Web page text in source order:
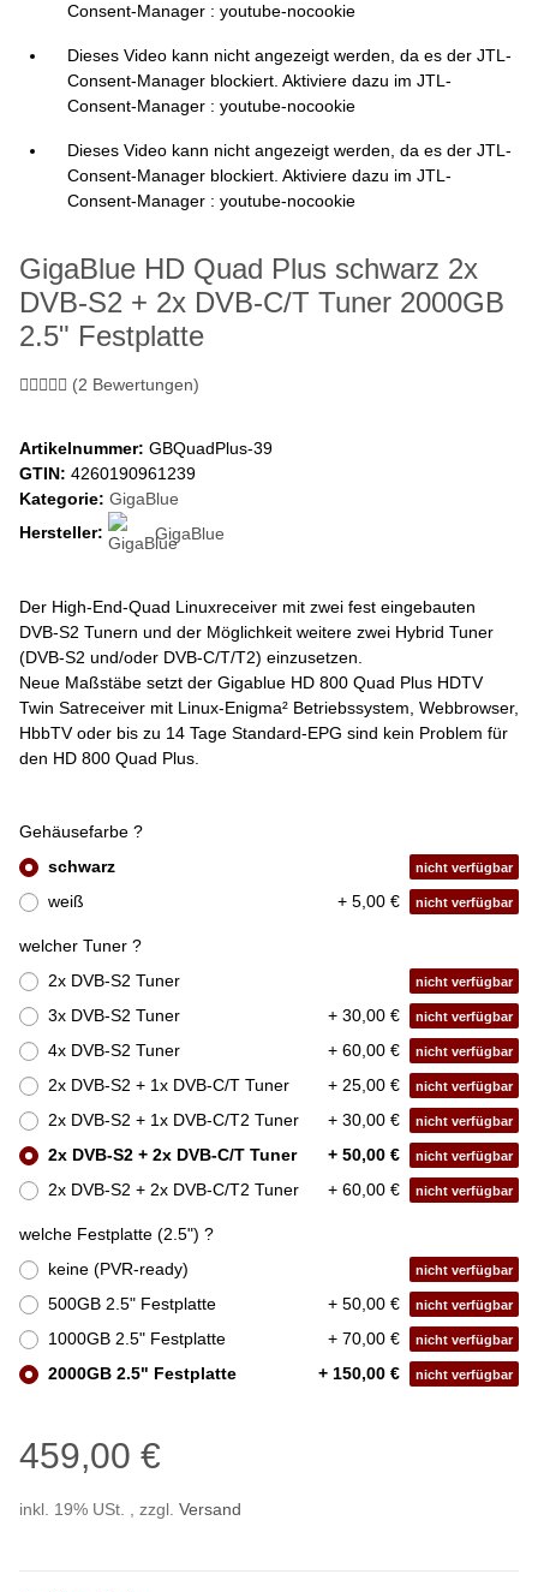
Consent-Manager : youtube-nocookie
Dieses Video kann nicht angezeigt werden, da es der JTL-
Consent-Manager blockiert. Aktiviere dazu im JTL-
Consent-Manager : youtube-nocookie
Dieses Video kann nicht angezeigt werden, da es der JTL-
Consent-Manager blockiert. Aktiviere dazu im JTL-
Consent-Manager : youtube-nocookie
GigaBlue HD Quad Plus schwarz 2x
DVB-S2 + 2x DVB-C/T Tuner 2000GB
2.5" Festplatte
(2 Bewertungen)
Artikelnummer: GBQuadPlus-39
GTIN: 4260190961239
Kategorie: GigaBlue
Hersteller:
GigaBlue
Der High-End-Quad Linuxreceiver mit zwei fest eingebauten
DVB-S2 Tunern und der Möglichkeit weitere zwei Hybrid Tuner
(DVB-S2 und/oder DVB-C/T/T2) einzusetzen.
Neue Maßstäbe setzt der Gigablue HD 800 Quad Plus HDTV
Twin Satreceiver mit Linux-Enigma² Betriebssystem, Webbrowser,
HbbTV oder bis zu 14 Tage Standard-EPG sind kein Problem für
den HD 800 Quad Plus.
Gehäusefarbe ?
schwarz
nicht verfügbar
weiß + 5,00 € nicht verfügbar
welcher Tuner ?
2x DVB-S2 Tuner
nicht verfügbar
3x DVB-S2 Tuner + 30,00 € nicht verfügbar
4x DVB-S2 Tuner + 60,00 € nicht verfügbar
2x DVB-S2 + 1x DVB-C/T Tuner + 25,00 € nicht verfügbar
2x DVB-S2 + 1x DVB-C/T2 Tuner + 30,00 € nicht verfügbar
2x DVB-S2 + 2x DVB-C/T Tuner + 50,00 € nicht verfügbar
2x DVB-S2 + 2x DVB-C/T2 Tuner + 60,00 € nicht verfügbar
welche Festplatte (2.5") ?
keine (PVR-ready)
nicht verfügbar
500GB 2.5" Festplatte + 50,00 € nicht verfügbar
1000GB 2.5" Festplatte + 70,00 € nicht verfügbar
2000GB 2.5" Festplatte + 150,00 € nicht verfügbar
459,00 €
inkl. 19% USt. , zzgl. Versand